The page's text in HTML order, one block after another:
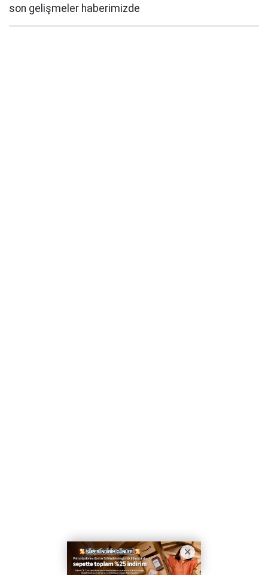
son gelişmeler haberimizde